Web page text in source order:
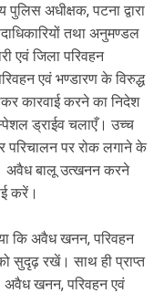
पुलिस अधीक्षक, पटना द्वारा
तथा अनुमण्डल
एवं जिला परिवहन
एवं भण्डारण के विरुद्ध
कारवाई करने का निदेश
ड्राईव चलाएँ। उच्च
पर रोक लगाने के
अवैध बालू उत्खनन करने
करें।
कि अवैध खनन, परिवहन
सुदृढ़ रखें। साथ ही प्राप्त
अवैध खनन, परिवहन एवं